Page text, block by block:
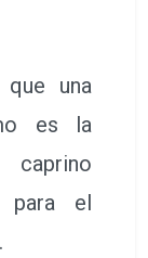
una
es la
para el